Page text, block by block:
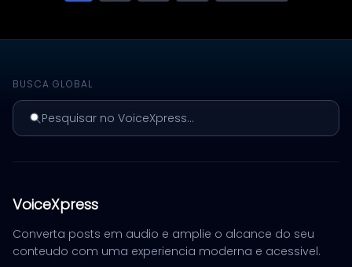
BUSCA GLOBAL
Pesquisar no VoiceXpress...
VoiceXpress
Converta posts em audio e amplie o alcance do seu
conteudo com uma experiencia moderna e acessivel.